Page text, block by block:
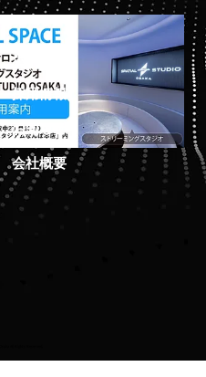
ホーム
採用情報
お知らせ
会社概要